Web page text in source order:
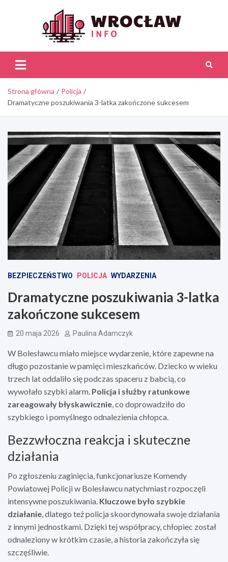
Strona główna
Policja
Dramatyczne poszukiwania 3-latka zakończone sukcesem
BEZPIECZEŃSTWO POLICJA WYDARZENIA
Dramatyczne poszukiwania 3-latka
zakończone sukcesem
20 maja 2026 Paulina Adamczyk
W Bolesławcu miało miejsce wydarzenie, które zapewne na
długo pozostanie w pamięci mieszkańców. Dziecko w wieku
trzech lat oddaliło się podczas spaceru z babcią, co
wywołało szybki alarm. Policja i służby ratunkowe
zareagowały błyskawicznie, co doprowadziło do
szybkiego i pomyślnego odnalezienia chłopca.
Bezzwłoczna reakcja i skuteczne
działania
Po zgłoszeniu zaginięcia, funkcjonariusze Komendy
Powiatowej Policji w Bolesławcu natychmiast rozpoczęli
intensywne poszukiwania. Kluczowe było szybkie
działanie, dlatego też policja skoordynowała swoje działania
z innymi jednostkami. Dzięki tej współpracy, chłopiec został
odnaleziony w krótkim czasie, a historia zakończyła się
szczęśliwie.